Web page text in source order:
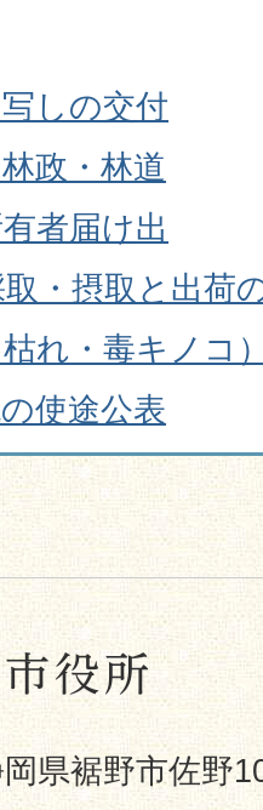
しの交付
政・林道
者届け出
・摂取と出荷
れ・毒キノコ
使途公表
県裾野市佐野